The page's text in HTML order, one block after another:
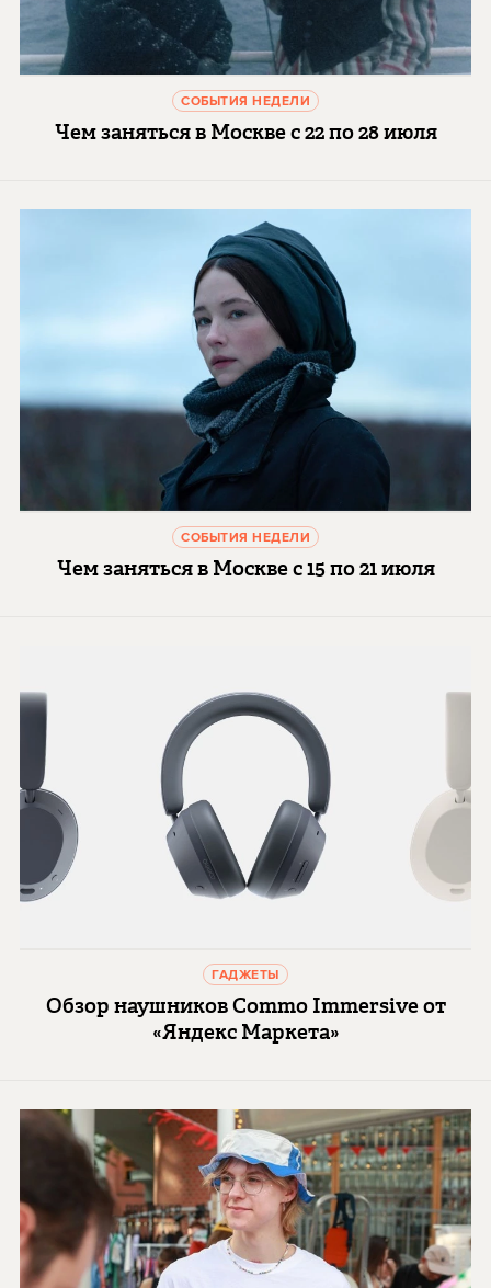
СОБЫТИЯ НЕДЕЛИ
Чем заняться в Москве с 22 по 28 июля
СОБЫТИЯ НЕДЕЛИ
Чем заняться в Москве с 15 по 21 июля
ГАДЖЕТЫ
Обзор наушников Commo Immersive от
«Яндекс Маркета»